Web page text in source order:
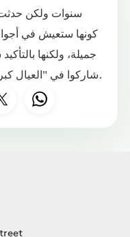
سنوات ولكن حدثت
كونها ستعيش في
جميلة، ولكنها
شاركوا في "العيال كبرت"، وهم ليسوا موجودين بيننا الآن.